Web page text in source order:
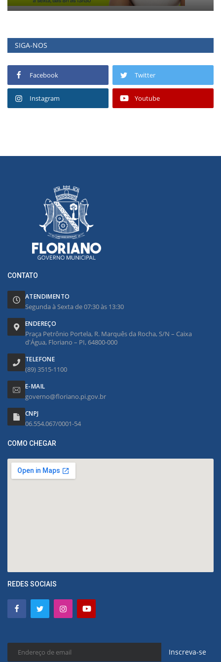
SIGA-NOS
Facebook Twitter
Instagram Youtube
CONTATO
ATENDIMENTO
Segunda à Sexta de 07:30 às 13:30
ENDEREÇO
Praça Petrônio Portela, R. Marquês da Rocha, S/N – Caixa
d'Água, Floriano – PI, 64800-000
TELEFONE
(89) 3515-1100
E-MAIL
governo@floriano.pi.gov.br
CNPJ
06.554.067/0001-54
COMO CHEGAR
REDES SOCIAIS
Inscreva-se